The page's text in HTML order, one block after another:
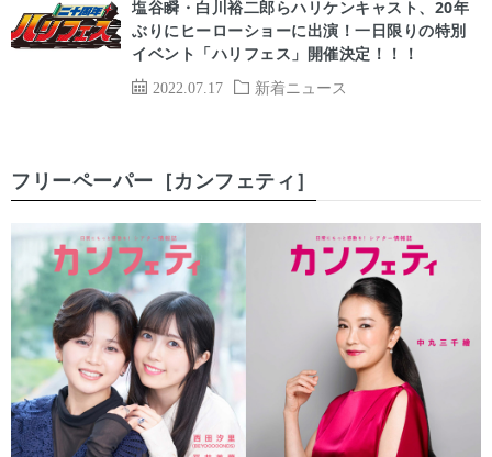
2022.07.17 新着ニュース
塩谷瞬・白川裕二郎らハリケンキャスト、20年
ぶりにヒーローショーに出演！一日限りの特別
イベント「ハリフェス」開催決定！！！
フリーペーパー［カンフェティ］